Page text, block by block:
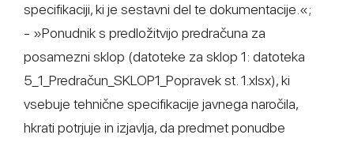
specifikaciji, ki je sestavni del te dokumentacije.«;
- »Ponudnik s predložitvijo predračuna za
posamezni sklop (datoteke za sklop 1: datoteka
5_1_Predračun_SKLOP1_Popravek st. 1.xlsx), ki
vsebuje tehnične specifikacije javnega naročila,
hkrati potrjuje in izjavlja, da predmet ponudbe